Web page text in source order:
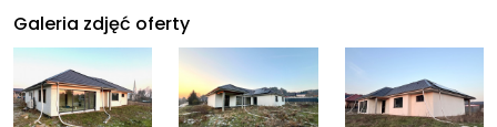
Galeria zdjęć oferty